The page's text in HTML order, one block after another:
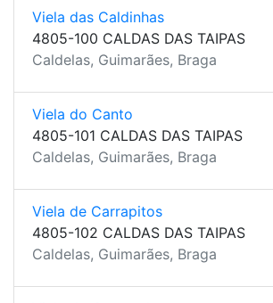
Viela das Caldinhas
4805-100 CALDAS DAS TAIPAS
Caldelas, Guimarães, Braga
Viela do Canto
4805-101 CALDAS DAS TAIPAS
Caldelas, Guimarães, Braga
Viela de Carrapitos
4805-102 CALDAS DAS TAIPAS
Caldelas, Guimarães, Braga